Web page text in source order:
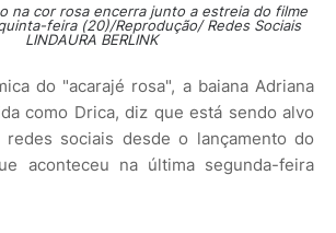
na cor rosa encerra junto a estreia do filme
feira (20)/Reprodução/ Redes Sociais
LINDAURA BERLINK
do "acarajé rosa", a baiana Adriana
como Drica, diz que está sendo alvo
redes sociais desde o lançamento do
aconteceu na última segunda-feira